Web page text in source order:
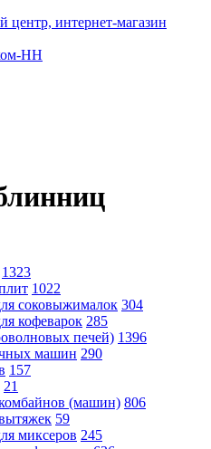
интернет-магазин
НН
1323
1022
соковыжималок 304
кофеварок 285
печей) 1396
машин 290
157
21
(машин) 806
59
миксеров 245